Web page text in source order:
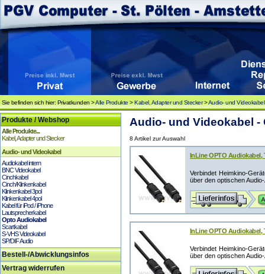
Sie befinden sich hier: Privatkunden >Alle Produkte >Kabel, Adapter und Stecker>Audio- und Videokabel
Produkte / Webshop
Alle Produkte...
Kabel, Adapter und Stecker
Audio- und Videokabel
Audiokabel intern
BNC Videokabel
Cinchkabel
Cinch/Klinkenkabel
Klinkenkabel 3pol
Klinkenkabel 4pol
Kabel für iPod / iPhone
Lautsprecherkabel
Opto Audiokabel
Scartkabel
S-VHS Videokabel
SP/DIF Audio
Bestell-/Abwicklungsinfos
Vertrag widerrufen
Audio- und Videokabel -
8 Artikel zur Auswahl
InLine OPTO Audiokabel,
Verbindet Heimkino-
über den optischen
InLine OPTO Audiokabel,
Verbindet Heimkino-
über den optischen